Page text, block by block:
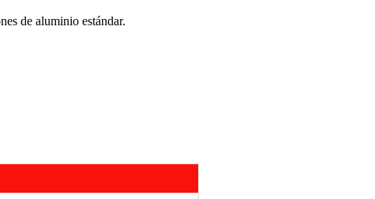
de aluminio estándar.